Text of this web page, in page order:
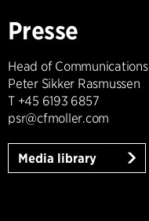
Presse
Head of Communications
Peter Sikker Rasmussen
T +45 6193 6857
psr@cfmoller.com
Media library